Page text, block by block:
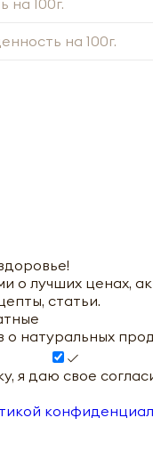
на 100г.
о лучших ценах,
статьи.
натуральных
я даю свое